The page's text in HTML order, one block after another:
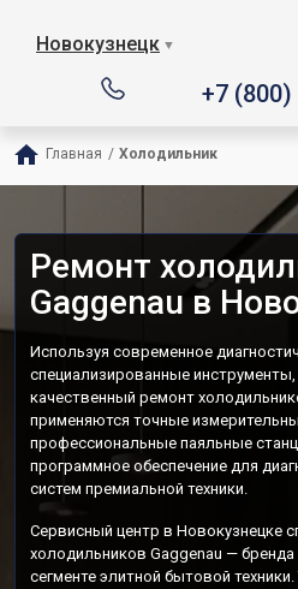
Новокузнецк ▼
+7
Главная / Холодильник
Ремонт
Gaggenau в
Используя современное
специализированные
качественный ремонт
применяются точные
профессиональные паяльные
программное обеспечение для
систем премиальной техники.
Сервисный центр в Новокузнецке
холодильников Gaggenau — бренда
сегменте элитной бытовой